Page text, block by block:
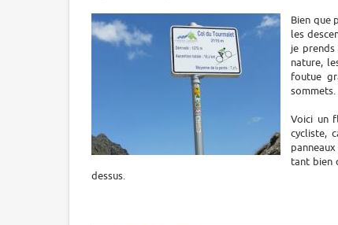
Bien que
les
je
nature,
foutue
sommets.
Voici un
cycliste,
tant bien
dessus.